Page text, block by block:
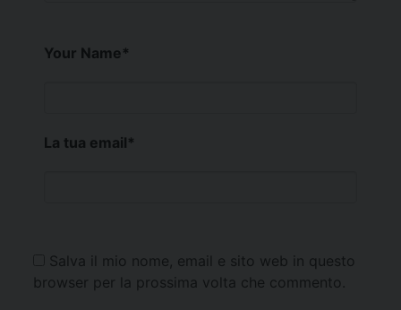
Your Name*
La tua email*
Salva il mio nome, email e sito web in questo
browser per la prossima volta che commento.